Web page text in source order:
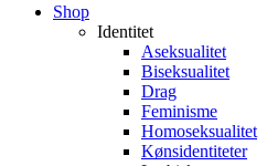
Close
Shop
Identitet
Aseksualitet
Biseksualitet
Drag
Feminisme
Homoseksualitet
Kønsidentiteter